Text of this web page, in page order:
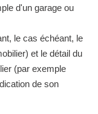
d'un garage ou
le cas échéant, le
et le détail du
(par exemple
de son